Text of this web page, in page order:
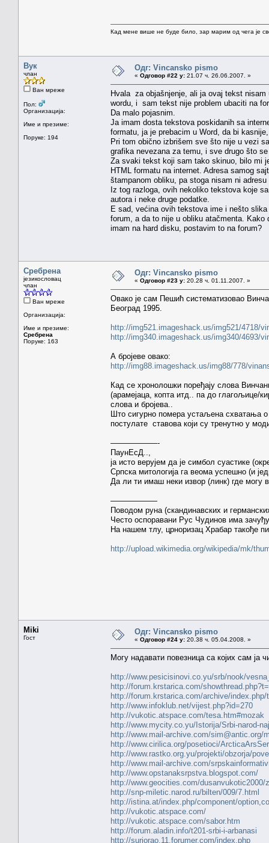
Кад мене више не буде било, зар марим од чега је
Вук
члан
Ван мреже
Пол:
Организација:
Име и презиме:
Поруке: 194
Одг: Vincansko pismo
« Одговор #22 у: 21.07 ч. 26.06.2007. »
Hvala za objašnjenje, ali ja ovaj tekst
wordu, i sam tekst nije problem ubaciti na
Da malo pojasnim.
Ja imam dosta tekstova poskidanih sa
formatu, ja je prebacim u Word, da bi
Pri tom obično izbrišem sve što nije u vezi
grafika nevezana za temu, i sve drugo što
Za svaki tekst koji sam tako skinuo, bilo mi
HTML formatu na internet. Adresa samog
štampanom obliku, pa stoga nisam ni
Iz tog razloga, ovih nekoliko tekstova koje
autora i neke druge podatke.
E sad, većina ovih tekstova ime i nešto
forum, a da to nije u obliku atačmenta.
imam na hard disku, postavim to na forum?
Сребрена
језикословац
члан
Ван мреже
Организација:
Име и презиме:
Сребрена
Поруке: 163
Одг: Vincansko pismo
« Одговор #23 у: 20.28 ч. 01.11.2007. »
Овако је сам Пешић систематизовао
Београд 1995.
http://img521.imageshack.us/img521/4718/
http://img340.imageshack.us/img340/4693/
А бројеве овако:
http://img88.imageshack.us/img88/778/
Кад се хронолошки поређају слова
(арамејаца, копта итд.. па до глагољице/
слова и бројева..
Што сигурно помера устаљена схватања
постулате ставова који су тренутно у
——————-
ПаунЕсД..,
ја исто верујем да је симбол суастике
Српска митологија га веома успешно (и
Да ли ти имаш неки извор (линк) где могу
——————
Поводом руна (скандинавских и
Често оспоравани Рус Чудинов има
На нашем тлу, црноризац Храбар такође
http://upload.wikimedia.org/wikipedia/mk/
Miki
Гост
Одг: Vincansko pismo
« Одговор #24 у: 20.38 ч. 05.04.2008. »
Могу надавати повезница са којих сам ја
http://www.pesicisinovi.co.yu/srb/nook/
http://forum.krstarica.com/
http://forum.krstarica.com/archive/index.php/
http://www.infoklub.net/vijest.php?id=270
http://vukotic.atspace.com/tesa.htm#mozak
http://www.mycity.co.yu/Istorija/Srbi-narod-
http://www.mail-archive.com/sim@antic.org/
http://www.cirilica.org/posetioci/
http://www.rastko.org.yu/projekti/obzorja/
http://www.mail-archive.com/
http://www.opstanaksrpstva.blogspot.com/
http://www.geocities.com/dusanvukotic2000/
http://snp-miletic.narod.ru/bilten/009/7.html
http://istina.at/index.php/component/
http://vukotic.atspace.com/
http://vukotic.atspace.com/sabor.htm
http://forum.aladin.info/t201-srbi-i-arbanasi
http://suriorao.11.forumer.com/index.php